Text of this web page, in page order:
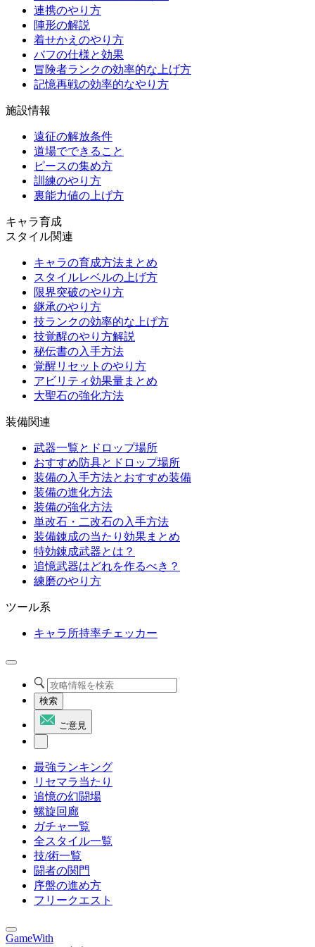
連携のやり方
陣形の解説
着せかえのやり方
バフの仕様と効果
冒険者ランクの効率的な上げ方
記憶再戦の効率的なやり方
施設情報
遠征の解放条件
道場でできること
ピースの集め方
訓練のやり方
裏能力値の上げ方
キャラ育成
スタイル関連
キャラの育成方法まとめ
スタイルレベルの上げ方
限界突破のやり方
継承のやり方
技ランクの効率的な上げ方
技覚醒のやり方解説
秘伝書の入手方法
覚醒リセットのやり方
アビリティ効果量まとめ
大聖石の強化方法
装備関連
武器一覧とドロップ場所
おすすめ防具とドロップ場所
装備の入手方法とおすすめ装備
装備の進化方法
装備の強化方法
単改石・二改石の入手方法
装備錬成の当たり効果まとめ
特効錬成武器とは？
追憶武器はどれを作るべき？
練磨のやり方
ツール系
キャラ所持率チェッカー
検索
ご意見
最強ランキング
リセマラ当たり
追憶の幻闘場
螺旋回廊
ガチャ一覧
全スタイル一覧
技/術一覧
闘者の関門
序盤の進め方
フリークエスト
GameWith